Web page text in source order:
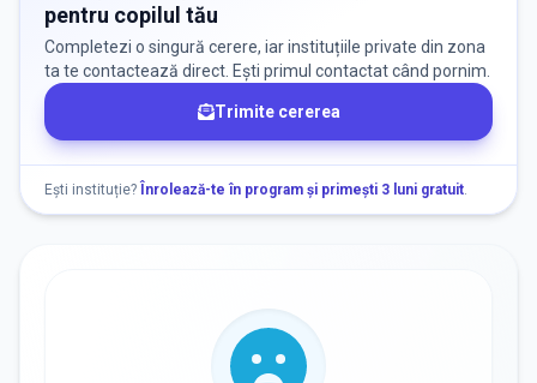
Nu există informații despre locuri libere
pentru copilul tău
Completezi o singură cerere, iar instituțiile private din zona
ta te contactează direct. Ești primul contactat când pornim.
Trimite cererea
Ești instituție? Înrolează-te în program și primești 3 luni gratuit.